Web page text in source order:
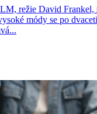
režie David Frankel,
módy se po